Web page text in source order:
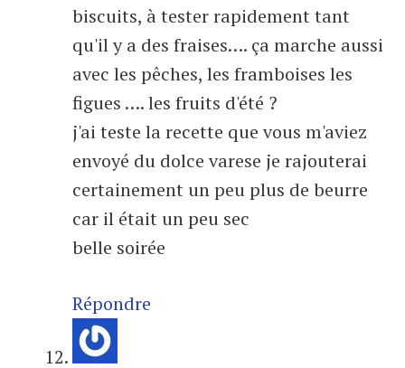
biscuits, à tester rapidement tant
qu'il y a des fraises…. ça marche aussi
avec les pêches, les framboises les
figues …. les fruits d'été ?
j'ai teste la recette que vous m'aviez
envoyé du dolce varese je rajouterai
certainement un peu plus de beurre
car il était un peu sec
belle soirée
Répondre